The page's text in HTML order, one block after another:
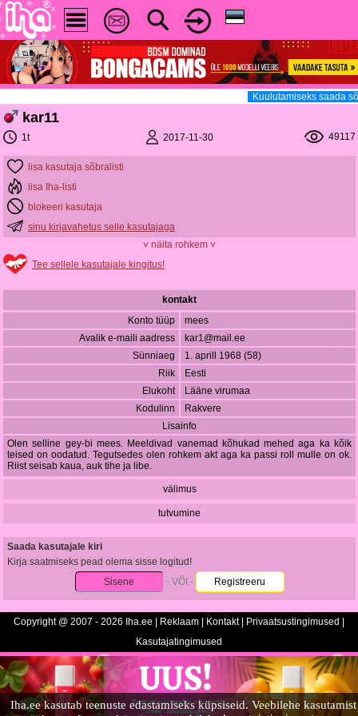
Iha.ee kasutab teenuste edastamiseks küpsiseid. Veebilehe kasutamist
Kuulutamiseks saada
kar11
1t 2017-11-30 49117
lisa kasutaja sõbralisti
lisa Iha-listi
blokeeri kasutaja
sinu kirjavahetus selle kasutajaga
˅ näita rohkem ˅
Tee sellele kasutajale kingitus!
kontakt
Konto tüüp
mees
Avalik e-maili aadress
kar1@mail.ee
Sünniaeg
1. aprill 1968 (58)
Riik
Eesti
Elukoht
Lääne virumaa
Kodulinn
Rakvere
Lisainfo
Olen selline gey-bi mees. Meeldivad vanemad kõhukad mehed aga ka kõik
teised on oodatud. Tegutsedes olen rohkem akt aga ka passi roll mulle on ok.
Riist seisab kaua, auk tihe ja libe.
välimus
tutvumine
Saada kasutajale kiri
Kirja saatmiseks pead olema sisse logitud!
Sisene
- VÕI - Registreeru
Copyright @ 2007 - 2026 Iha.ee | Reklaam Kontakt| Privaatsustingimused
Kasutajatingimused